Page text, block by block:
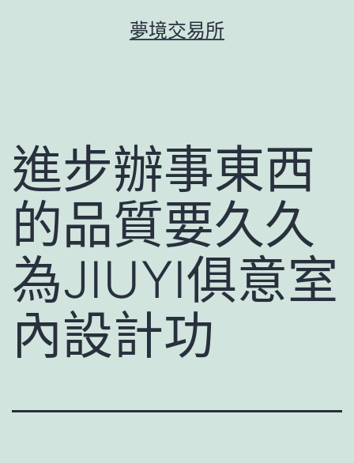
夢境交易所
進步辦事東西
的品質要久久
為JIUYI俱意室
內設計功